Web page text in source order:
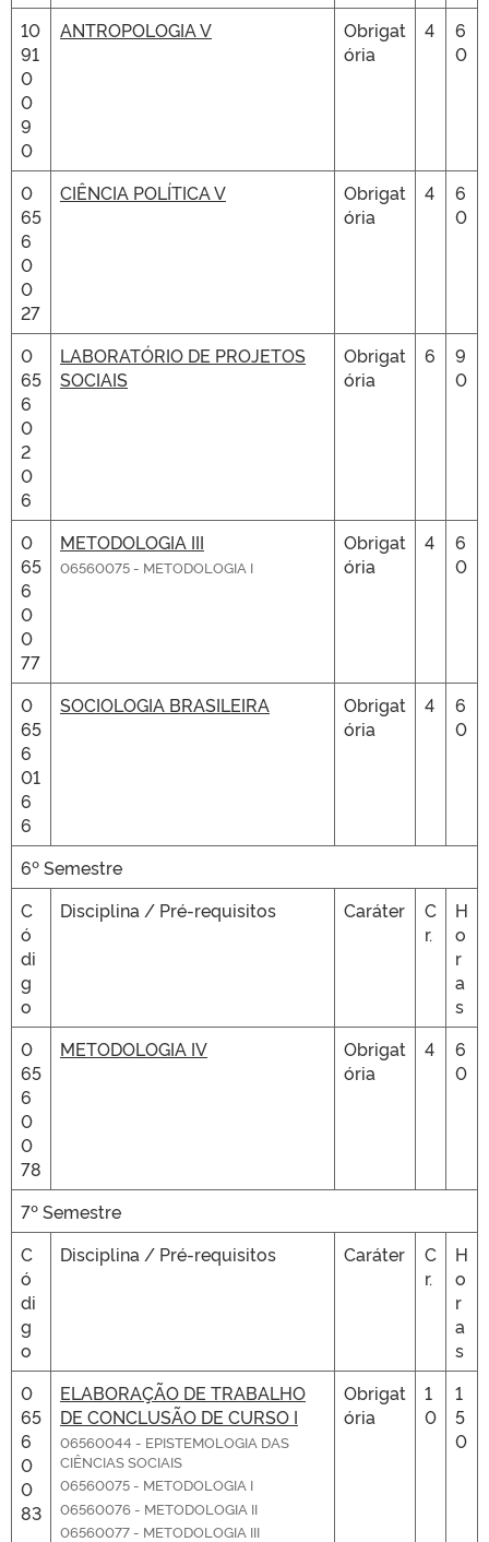
10
91
0
0
9
0
ANTROPOLOGIA V
Obrigat
ória
4
6
0
0
65
6
0
0
27
CIÊNCIA POLÍTICA V
Obrigat
ória
4
6
0
0
65
6
0
2
0
6
LABORATÓRIO DE PROJETOS
SOCIAIS
Obrigat
ória
6
9
0
0
65
6
0
0
77
METODOLOGIA III
06560075 - METODOLOGIA I
Obrigat
ória
4
6
0
0
65
6
01
6
6
SOCIOLOGIA BRASILEIRA
Obrigat
ória
4
6
0
6º Semestre
C
ó
di
g
o
Disciplina / Pré-requisitos Caráter
C
r.
H
o
r
a
s
0
65
6
0
0
78
METODOLOGIA IV
Obrigat
ória
4
6
0
7º Semestre
C
ó
di
g
o
Disciplina / Pré-requisitos Caráter
C
r.
H
o
r
a
s
0
65
6
0
0
83
ELABORAÇÃO DE TRABALHO
DE CONCLUSÃO DE CURSO I
06560044 - EPISTEMOLOGIA DAS
CIÊNCIAS SOCIAIS
06560075 - METODOLOGIA I
06560076 - METODOLOGIA II
06560077 - METODOLOGIA III
Obrigat
ória
1
0
1
5
0